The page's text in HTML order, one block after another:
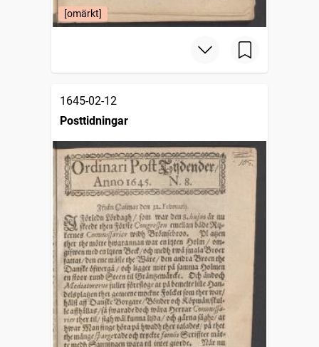
[omärkt]
1645-02-12
Posttidningar